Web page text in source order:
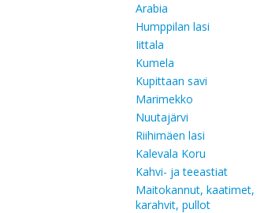
Arabia
Humppilan lasi
Iittala
Kumela
Kupittaan savi
Marimekko
Nuutajärvi
Riihimäen lasi
Kalevala Koru
Kahvi- ja teeastiat
Maitokannut, kaatimet,
karahvit, pullot